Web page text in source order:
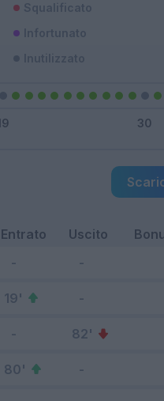
Squalificato
Infortunato
Entrato Uscito